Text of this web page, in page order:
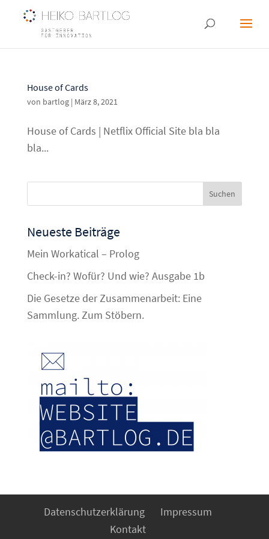
House of Cards
von bartlog| März 8, 2021
House of Cards | Netflix Official Site bla bla
bla...
Neueste Beiträge
Mein Workatical – Prolog
Check-in? Wofür? Und wie? Ausgabe 1b
Die Gesetze der Zusammenarbeit: Eine
Sammlung. Zum Stöbern.
Datenschutzerklärung
Impressum
Kontakt